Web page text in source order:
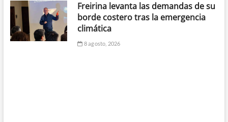
Freirina levanta las demandas de su
borde costero tras la emergencia
climática
8 agosto, 2026